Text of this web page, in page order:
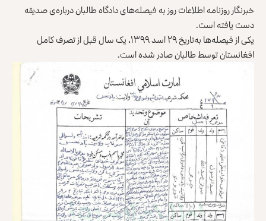
خبرنگار روزنامه اطلاعات روز به فیصله‌های دادگاه طالبان درباره‌ی صدیقه
دست یافته است.
یکی از فیصله‌ها به‌تاریخ ۲۹ اسد ۱۳۹۹، یک سال قبل از تصرف کامل
افغانستان توسط طالبان صادر شده است.